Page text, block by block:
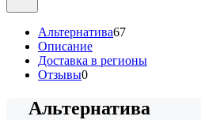
Альтернатива67
Описание
Доставка в регионы
Отзывы0
Альтернатива